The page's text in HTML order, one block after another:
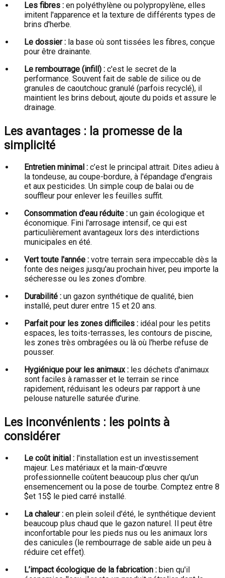
Les fibres : en polyéthylène ou polypropylène, elles
imitent l'apparence et la texture de différents types de
brins d'herbe.
Le dossier : la base où sont tissées les fibres, conçue
pour être drainante.
Le rembourrage (infill) : c'est le secret de la
performance. Souvent fait de sable de silice ou de
granules de caoutchouc granulé (parfois recyclé), il
maintient les brins debout, ajoute du poids et assure le
drainage.
Les avantages : la promesse de la
simplicité
Entretien minimal : c’est le principal attrait. Dites adieu à
la tondeuse, au coupe-bordure, à l'épandage d'engrais
et aux pesticides. Un simple coup de balai ou de
souffleur pour enlever les feuilles suffit.
Consommation d'eau réduite : un gain écologique et
économique. Fini l'arrosage intensif, ce qui est
particulièrement avantageux lors des interdictions
municipales en été.
Vert toute l'année : votre terrain sera impeccable dès la
fonte des neiges jusqu'au prochain hiver, peu importe la
sécheresse ou les zones d'ombre.
Durabilité : un gazon synthétique de qualité, bien
installé, peut durer entre 15 et 20 ans.
Parfait pour les zones difficiles : idéal pour les petits
espaces, les toits-terrasses, les contours de piscine,
les zones très ombragées ou là où l'herbe refuse de
pousser.
Hygiénique pour les animaux : les déchets d'animaux
sont faciles à ramasser et le terrain se rince
rapidement, réduisant les odeurs par rapport à une
pelouse naturelle saturée d'urine.
Les inconvénients : les points à
considérer
Le coût initial : l'installation est un investissement
majeur. Les matériaux et la main-d’œuvre
professionnelle coûtent beaucoup plus cher qu’un
ensemencement ou la pose de tourbe. Comptez entre 8
$et 15$ le pied carré installé.
La chaleur : en plein soleil d'été, le synthétique devient
beaucoup plus chaud que le gazon naturel. Il peut être
inconfortable pour les pieds nus ou les animaux lors
des canicules (le rembourrage de sable aide un peu à
réduire cet effet).
L’impact écologique de la fabrication : bien qu'il